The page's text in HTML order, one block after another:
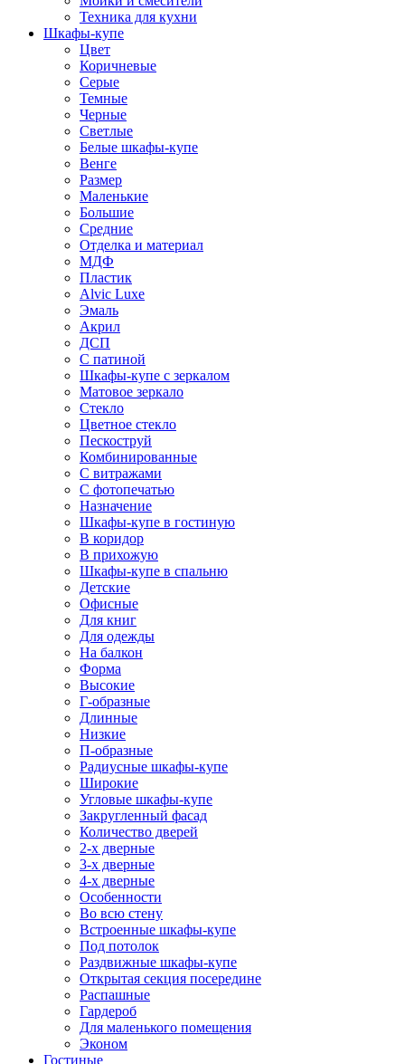
Техника для кухни
Шкафы-купе
Цвет
Коричневые
Серые
Темные
Черные
Светлые
Белые шкафы-купе
Венге
Размер
Маленькие
Большие
Средние
Отделка и материал
МДФ
Пластик
Alvic Luxe
Эмаль
Акрил
ДСП
С патиной
Шкафы-купе с зеркалом
Матовое зеркало
Стекло
Цветное стекло
Пескоструй
Комбинированные
С витражами
С фотопечатью
Назначение
Шкафы-купе в гостиную
В коридор
В прихожую
Шкафы-купе в спальню
Детские
Офисные
Для книг
Для одежды
На балкон
Форма
Высокие
Г-образные
Длинные
Низкие
П-образные
Радиусные шкафы-купе
Широкие
Угловые шкафы-купе
Закругленный фасад
Количество дверей
2-х дверные
3-х дверные
4-х дверные
Особенности
Во всю стену
Встроенные шкафы-купе
Под потолок
Раздвижные шкафы-купе
Открытая секция посередине
Распашные
Гардероб
Для маленького помещения
Эконом
Гостиные